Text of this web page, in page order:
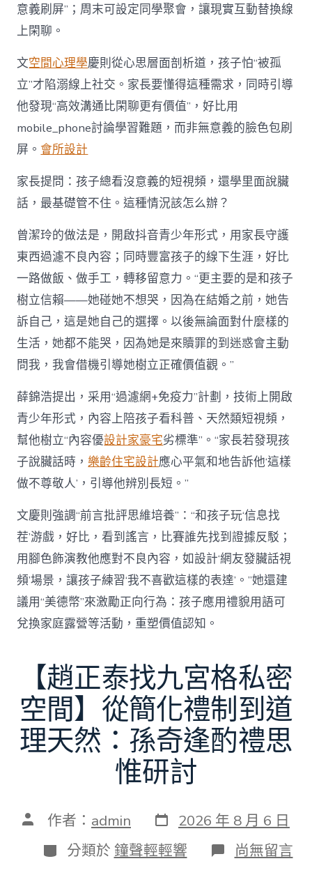
意義刷屏”；周末可設定同學聚會，讓現實互動替換線
上閑聊。
文空間心理學慶則從心思層面剖析道，孩子怕“被孤
立”才陷溺線上社交。家長要懂得這種需求，同時引導
他發現“高效溝通比閑聊更有價值”，好比用
mobile_phone討論學習難題，而非無意義的臉色包刷
屏。會所設計
家長提問：孩子總看沒意義的短視頻，還學里面說臟
話，最基礎管不住。這種情況該怎么辦？
曾潔玲的做法是，開啟抖音青少年形式，用家長守護
東西過濾不良內容；同時豐富孩子的線下生涯，好比
一路做飯、做手工，轉移留意力。“更主要的是和孩子
樹立信賴——她碰她不想哭，因為在結婚之前，她告
訴自己，這是她自己的選擇。以後無論面對什麼樣的
生活，她都不能哭，因為她是來贖罪的到迷惑會主動
問我，我會借機引導她樹立正確價值觀。”
薛錦浩提出，采用“過濾網+免疫力”計劃，技術上開啟
青少年形式，內容上陪孩子看科普、天然類短視頻，
幫他樹立“內容優設計家豪宅劣標準”。“家長若發現孩
子說臟話時，樂齡住宅設計應心平氣和地告訴他‘這樣
做不尊敬人’，引導他辨別長短。”
文慶則強調“前言批評思維培養”：“和孩子玩‘信息找
茬’游戲，好比，看到謠言，比賽誰先找到證據反駁；
用腳色飾演教他應對不良內容，如設計‘網友發臟話視
頻’場景，讓孩子練習‘我不喜歡這樣的表達’。”她還建
議用“美德幣”來激勵正向行為：孩子應用禮貌用語可
兌換家庭露營等活動，重塑價值認知。
【趙正泰找九宮格私密
空間】從簡化禮制到道
理天然：孫奇逢酌禮思
惟研討
文 作者： admin 發
表
日
期
2026 年 8 月 6 日
分
類
分類於 鐘聲輕輕響 在
〈【趙
尚無留言